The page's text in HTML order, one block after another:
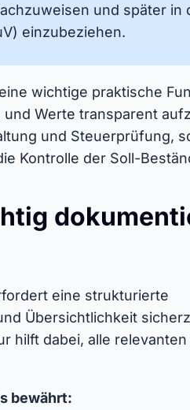
und später in
einzubeziehen.
wichtige praktische
Werte transparent
und Steuerprüfung,
Kontrolle der Soll-
eine strukturierte
Übersichtlichkeit
hilft dabei, alle relevanten
bewährt: